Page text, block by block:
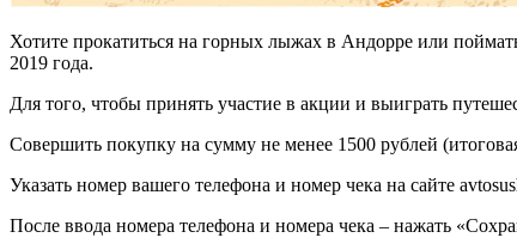
Хотите прокатиться на горных лыжах в Андорре или
2019 года.
Для того, чтобы принять участие в акции и выиграть
Совершить покупку на сумму не менее 1500 рублей
Указать номер вашего телефона и номер чека на сайте
После ввода номера телефона и номера чека – нажать